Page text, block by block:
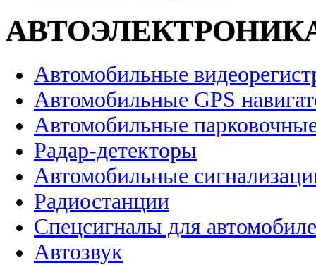
Автомобильные
Автомобильные GPS
Автомобильные
Радар-детекторы
Автомобильные
Радиостанции
Спецсигналы для
Автозвук